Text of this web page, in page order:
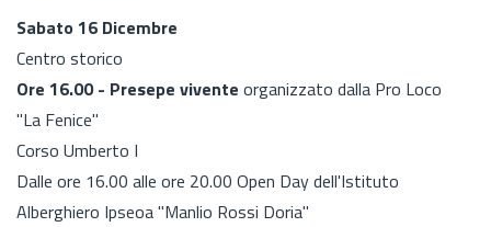
Sabato 16 Dicembre
Centro storico
Ore 16.00 - Presepe vivente organizzato dalla Pro Loco
"La Fenice"
Corso Umberto I
Dalle ore 16.00 alle ore 20.00 Open Day dell'Istituto
Alberghiero Ipseoa "Manlio Rossi Doria"